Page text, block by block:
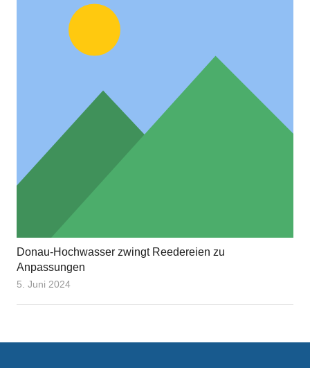
Donau-Hochwasser zwingt Reedereien zu
Anpassungen
5. Juni 2024